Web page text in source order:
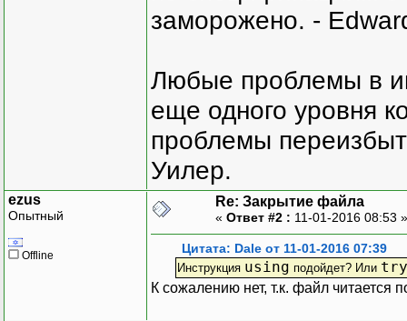
заморожено. -
Любые проблемы в
еще одного уровня
проблемы
Уилер.
ezus
Опытный
Offline
Re: Закрытие файла
« Ответ #2 : 11-01-2016 08:53
Цитата: Dale от 11-01-2016 07:39
Инструкция using подойдет? Или
К сожалению нет, т.к. файл читается